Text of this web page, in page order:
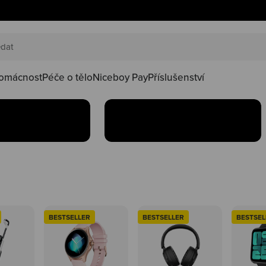
Péče o těloNiceboy PayPříslušenství
happy
ve
Oblíbené produkty teď
Koupit
BESTSELLER BESTSELLER